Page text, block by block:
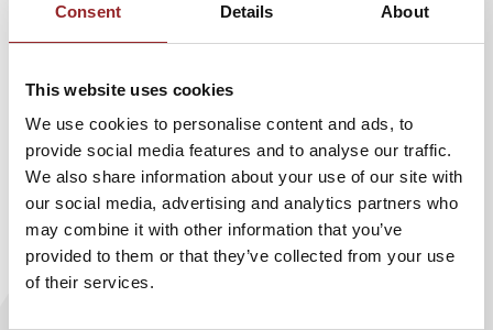
Consent Details About
This website uses cookies
We use cookies to personalise content and ads, to
provide social media features and to analyse our traffic.
We also share information about your use of our site with
our social media, advertising and analytics partners who
may combine it with other information that you’ve
provided to them or that they’ve collected from your use
of their services.
Unternehmen buchen Norman Gräter nicht, weil er
20 Jahren außergewöhnliche Perspektiven zuerst selbst
lebt – bevor er darüber spricht.